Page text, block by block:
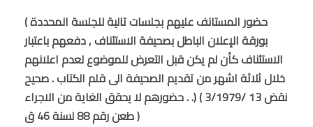
( حضور المستانف عليهم بجلسات تالية للجلسة المحددة
بورقة الإعلان الباطل بصحيفة الاستئناف , دفعهم باعتبار
الاستئناف كأن لم يكن قبل التعرض للموضوع لعدم اعلانهم
خلال ثلاثة اشهر من تقديم الصحيفة الى قلم الكتاب . صحيح
. حضورهم لا يحقق الغاية من الاجراء .) ( نقض 13 /3/1979
طعن رقم 88 لسنة 46 ق )